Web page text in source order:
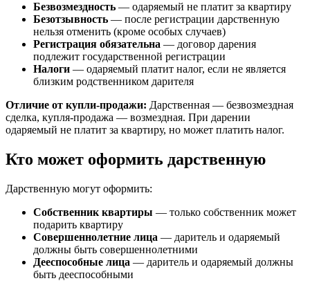
Безвозмездность — одаряемый не платит за квартиру
Безотзывность — после регистрации дарственную
нельзя отменить (кроме особых случаев)
Регистрация обязательна — договор дарения
подлежит государственной регистрации
Налоги — одаряемый платит налог, если не является
близким родственником дарителя
Отличие от купли-продажи: Дарственная — безвозмездная
сделка, купля-продажа — возмездная. При дарении
одаряемый не платит за квартиру, но может платить налог.
Кто может оформить дарственную
Дарственную могут оформить:
Собственник квартиры — только собственник может
подарить квартиру
Совершеннолетние лица — даритель и одаряемый
должны быть совершеннолетними
Дееспособные лица — даритель и одаряемый должны
быть дееспособными